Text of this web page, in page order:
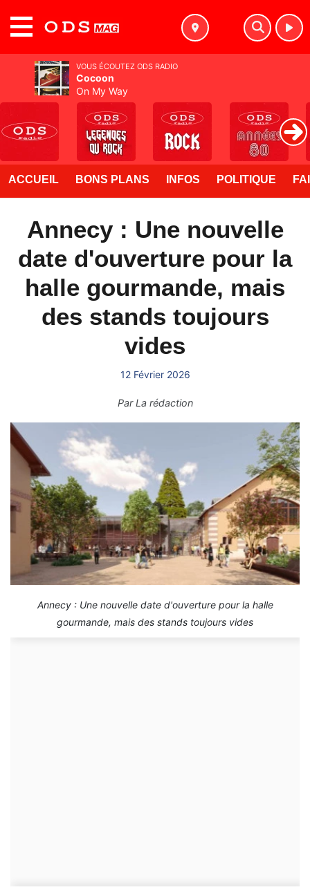
ACCUEIL BONS PLANS INFOS POLITIQUE
Annecy : Une nouvelle
date d'ouverture pour la
halle gourmande, mais
des stands toujours
vides
12 Février 2026
ParLa rédaction
Annecy : Une nouvelle date d'ouverture pour la halle
gourmande, mais des stands toujours vides
VOUS ÉCOUTEZ ODS RADIO
Cocoon
On My Way